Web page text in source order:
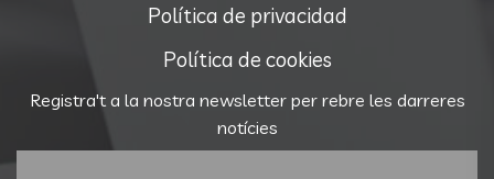
Política de privacidad
Política de cookies
Registra't a la nostra newsletter per rebre les darreres
notícies